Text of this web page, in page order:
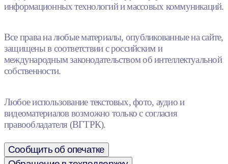
информационных технологий и массовых коммуникаций.
Все права на любые материалы, опубликованные на сайте,
защищены в соответствии с российским и
международным законодательством об интеллектуальной
собственности.
Любое использование текстовых, фото, аудио и
видеоматериалов возможно только с согласия
правообладателя (ВГТРК).
Сообщить об опечатке